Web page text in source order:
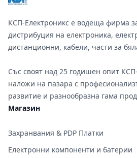
КСП-Електроникс е водеща фирма
дистрибуция на електроника,
дистанционни, кабели, части за
Със своят над 25 годишен опит
наложи на пазара с
развитие и разнообразна гама
Магазин
Захранвания & PDP Платки
Електронни компоненти и батерии